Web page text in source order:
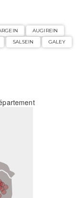
AUGIREIN
SALSEIN
GALEY